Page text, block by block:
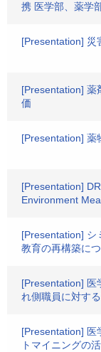
携 医学部、薬学
[Presentation] 災
[Presentation] 薬
価
[Presentation] 薬
[Presentation]
Environment
[Presentation] シ
教育の再構築に
[Presentation] 医
れ側職員に対す
[Presentation]
トマイニングの